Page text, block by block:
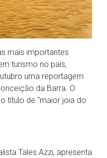
mais importantes
turismo no país,
uma reportagem
da Barra. O
título de “maior joia do
Tales Azzi, apresenta